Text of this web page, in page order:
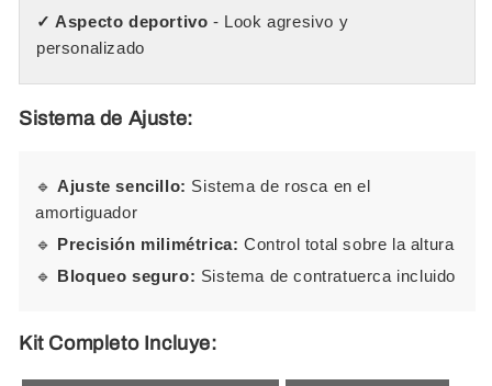
✓ Aspecto deportivo - Look agresivo y
personalizado
Sistema de Ajuste:
🔹Ajuste sencillo: Sistema de rosca en el
amortiguador
🔹 Precisión milimétrica: Control total sobre la altura
🔹 Bloqueo seguro: Sistema de contratuerca incluido
Kit Completo Incluye: